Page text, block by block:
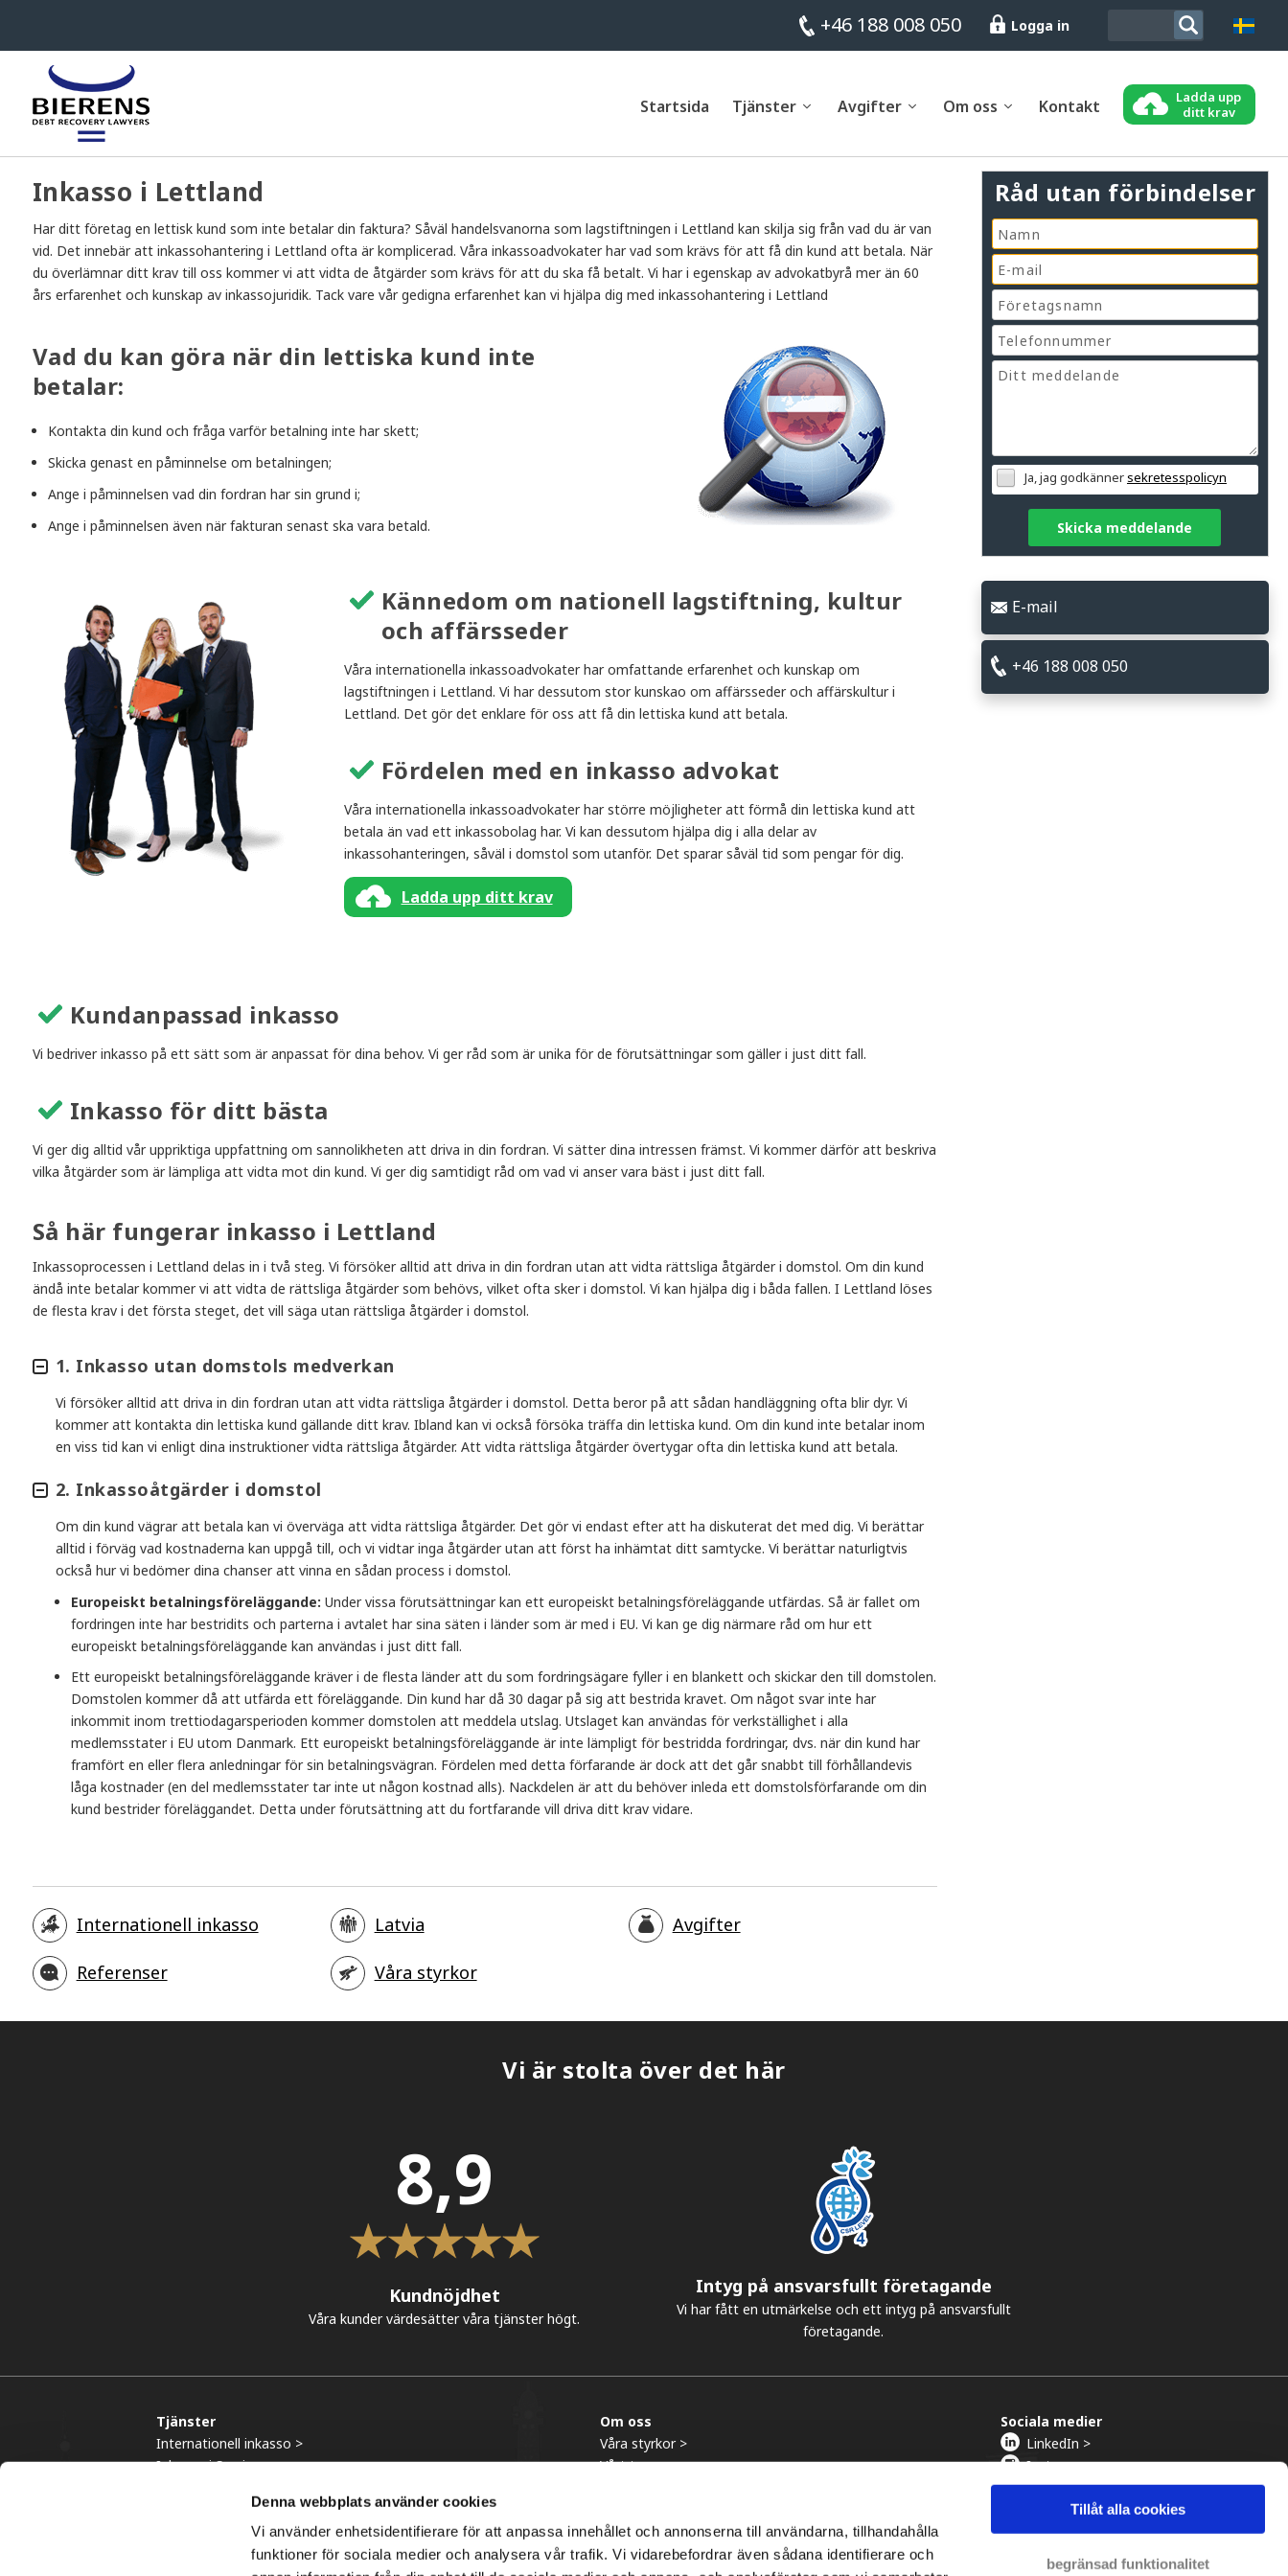
Denna webbplats använder cookies
Vi använder enhetsidentifierare för att anpassa innehållet och annonserna till användarna, tillhandahålla
funktioner för sociala medier och analysera vår trafik. Vi vidarebefordrar även sådana identifierare och
Tillåt alla cookies
begränsad funktionalitet
+46 188 008 050 Logga in
Startsida Tjänster Avgifter Om oss Kontakt
Ladda upp
ditt krav
Inkasso i Lettland
Har ditt företag en lettisk kund som inte betalar din faktura? Såväl handelsvanorna som lagstiftningen i Lettland kan skilja sig från vad du är van
vid. Det innebär att inkassohantering i Lettland ofta är komplicerad. Våra inkassoadvokater har vad som krävs för att få din kund att betala. När
du överlämnar ditt krav till oss kommer vi att vidta de åtgärder som krävs för att du ska få betalt. Vi har i egenskap av advokatbyrå mer än 60
års erfarenhet och kunskap av inkassojuridik. Tack vare vår gedigna erfarenhet kan vi hjälpa dig med inkassohantering i Lettland
Vad du kan göra när din lettiska kund inte
betalar:
Kontakta din kund och fråga varför betalning inte har skett;
Skicka genast en påminnelse om betalningen;
Ange i påminnelsen vad din fordran har sin grund i;
Ange i påminnelsen även när fakturan senast ska vara betald.
Kännedom om nationell lagstiftning, kultur
och affärsseder
Våra internationella inkassoadvokater har omfattande erfarenhet och kunskap om
lagstiftningen i Lettland. Vi har dessutom stor kunskao om affärsseder och affärskultur i
Lettland. Det gör det enklare för oss att få din lettiska kund att betala.
Fördelen med en inkasso advokat
Våra internationella inkassoadvokater har större möjligheter att förmå din lettiska kund att
betala än vad ett inkassobolag har. Vi kan dessutom hjälpa dig i alla delar av
inkassohanteringen, såväl i domstol som utanför. Det sparar såväl tid som pengar för dig.
Ladda upp ditt krav
Kundanpassad inkasso
Vi bedriver inkasso på ett sätt som är anpassat för dina behov. Vi ger råd som är unika för de förutsättningar som gäller i just ditt fall.
Inkasso för ditt bästa
Vi ger dig alltid vår uppriktiga uppfattning om sannolikheten att driva in din fordran. Vi sätter dina intressen främst. Vi kommer därför att beskriva
vilka åtgärder som är lämpliga att vidta mot din kund. Vi ger dig samtidigt råd om vad vi anser vara bäst i just ditt fall.
Så här fungerar inkasso i Lettland
Inkassoprocessen i Lettland delas in i två steg. Vi försöker alltid att driva in din fordran utan att vidta rättsliga åtgärder i domstol. Om din kund
ändå inte betalar kommer vi att vidta de rättsliga åtgärder som behövs, vilket ofta sker i domstol. Vi kan hjälpa dig i båda fallen. I Lettland löses
de flesta krav i det första steget, det vill säga utan rättsliga åtgärder i domstol.
1. Inkasso utan domstols medverkan
Vi försöker alltid att driva in din fordran utan att vidta rättsliga åtgärder i domstol. Detta beror på att sådan handläggning ofta blir dyr. Vi
kommer att kontakta din lettiska kund gällande ditt krav. Ibland kan vi också försöka träffa din lettiska kund. Om din kund inte betalar inom
en viss tid kan vi enligt dina instruktioner vidta rättsliga åtgärder. Att vidta rättsliga åtgärder övertygar ofta din lettiska kund att betala.
2. Inkassoåtgärder i domstol
Om din kund vägrar att betala kan vi överväga att vidta rättsliga åtgärder. Det gör vi endast efter att ha diskuterat det med dig. Vi berättar
alltid i förväg vad kostnaderna kan uppgå till, och vi vidtar inga åtgärder utan att först ha inhämtat ditt samtycke. Vi berättar naturligtvis
också hur vi bedömer dina chanser att vinna en sådan process i domstol.
Europeiskt betalningsföreläggande: Under vissa förutsättningar kan ett europeiskt betalningsföreläggande utfärdas. Så är fallet om
fordringen inte har bestridits och parterna i avtalet har sina säten i länder som är med i EU. Vi kan ge dig närmare råd om hur ett
europeiskt betalningsföreläggande kan användas i just ditt fall.
Ett europeiskt betalningsföreläggande kräver i de flesta länder att du som fordringsägare fyller i en blankett och skickar den till domstolen.
Domstolen kommer då att utfärda ett föreläggande. Din kund har då 30 dagar på sig att bestrida kravet. Om något svar inte har
inkommit inom trettiodagarsperioden kommer domstolen att meddela utslag. Utslaget kan användas för verkställighet i alla
medlemsstater i EU utom Danmark. Ett europeiskt betalningsföreläggande är inte lämpligt för bestridda fordringar, dvs. när din kund har
framfört en eller flera anledningar för sin betalningsvägran. Fördelen med detta förfarande är dock att det går snabbt till förhållandevis
låga kostnader (en del medlemsstater tar inte ut någon kostnad alls). Nackdelen är att du behöver inleda ett domstolsförfarande om din
kund bestrider föreläggandet. Detta under förutsättning att du fortfarande vill driva ditt krav vidare.
Råd utan förbindelser
Ja, jag godkännersekretesspolicyn
Skicka meddelande
E-mail
+46 188 008 050
Internationell inkasso Latvia Avgifter
Referenser Våra styrkor
Vi är stolta över det här
8,9
Kundnöjdhet
Våra kunder värdesätter våra tjänster högt.
Intyg på ansvarsfullt företagande
Vi har fått en utmärkelse och ett intyg på ansvarsfullt
företagande.
Tjänster
Internationell inkasso >
Inkasso i Sverige >
Inkasso utanför Europa >
Om oss
Våra styrkor >
Vårt team >
Sociala medier
LinkedIn >
Instagram >
Vimeo >
YouTube >